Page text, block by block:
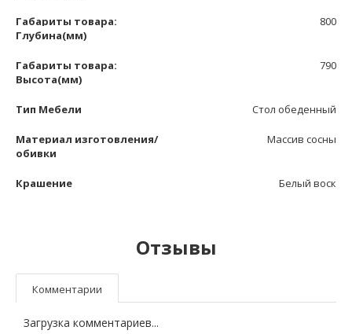
Габариты товара:
Глубина(мм)
800
Габариты товара:
Высота(мм)
790
Тип Мебели Стол обеденный
Материал изготовления/
обивки
Массив сосны
Крашение Белый воск
Отзывы
Комментарии
Загрузка комментариев...